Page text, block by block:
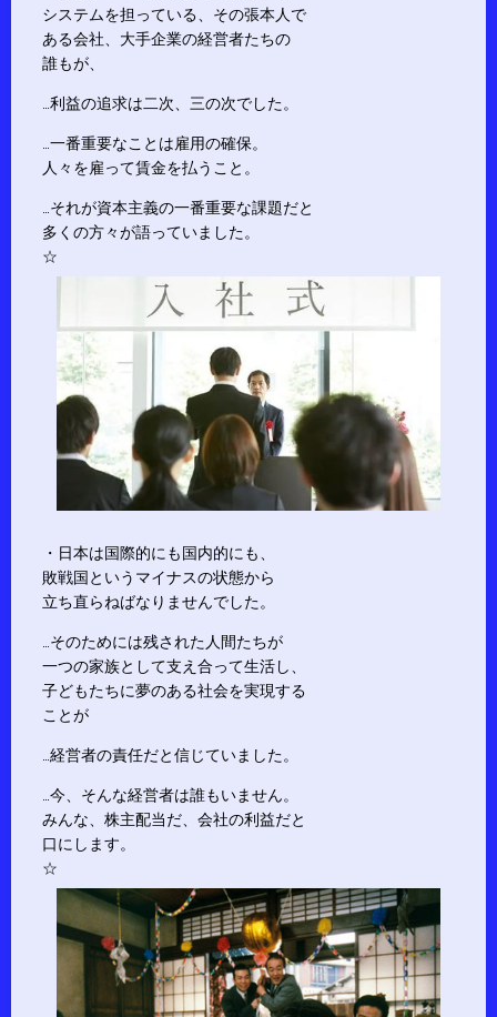
システムを担っている、その張本人で
ある会社、大手企業の経営者たちの
誰もが、
…利益の追求は二次、三の次でした。
…一番重要なことは雇用の確保。
人々を雇って賃金を払うこと。
…それが資本主義の一番重要な課題だと
多くの方々が語っていました。
☆
・日本は国際的にも国内的にも、
敗戦国というマイナスの状態から
立ち直らねばなりませんでした。
…そのためには残された人間たちが
一つの家族として支え合って生活し、
子どもたちに夢のある社会を実現する
ことが
…経営者の責任だと信じていました。
…今、そんな経営者は誰もいません。
みんな、株主配当だ、会社の利益だと
口にします。
☆